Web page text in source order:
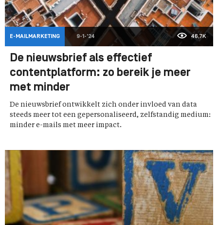
E-MAILMARKETING 9-1-'24 46,7K
De nieuwsbrief als effectief
contentplatform: zo bereik je meer
met minder
De nieuwsbrief ontwikkelt zich onder invloed van data
steeds meer tot een gepersonaliseerd, zelfstandig medium:
minder e-mails met meer impact.